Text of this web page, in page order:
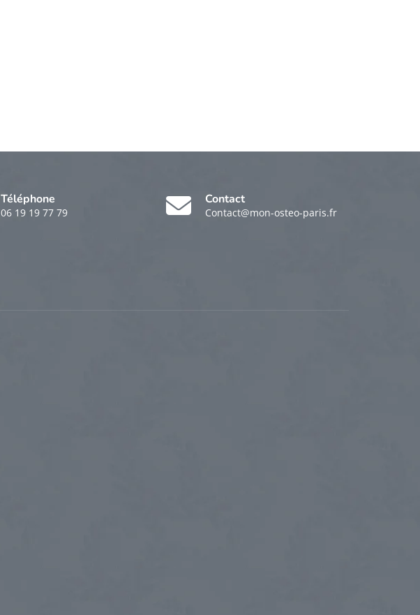
Téléphone
06 19 19 77 79
Contact
Contact@mon-osteo-paris.fr